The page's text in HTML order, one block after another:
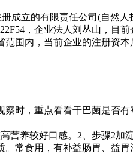
成立的有限责任公司(自然
，企业法人刘丛山，
围内，当前企业的注册资
时，重点看看干巴菌是否
营养较好口感。2、步骤2
常食用，有补益肠胃、益